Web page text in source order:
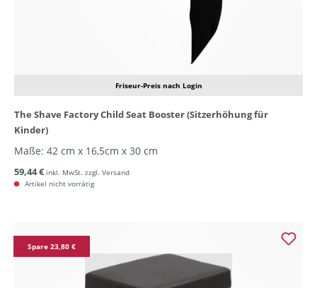
Friseur-Preis nach Login
The Shave Factory Child Seat Booster (Sitzerhöhung für
Kinder)
Maße: 42 cm x 16,5cm x 30 cm
59,44 € inkl. MwSt. zzgl. Versand
Artikel nicht vorrätig
Spare 23,80 €